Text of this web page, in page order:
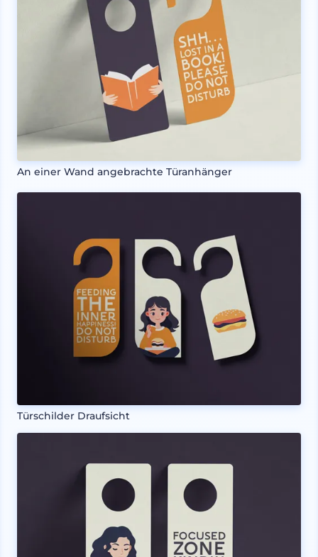
An einer Wand angebrachte Türanhänger
Türschilder Draufsicht